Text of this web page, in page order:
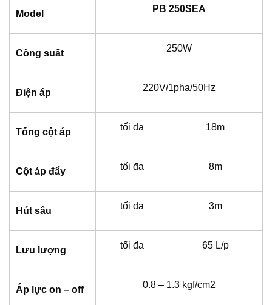
Model PB 250SEA
Công suất 250W
Điện áp 220V/1pha/50Hz
Tổng cột áp tối đa 18m
Cột áp đẩy tối đa 8m
Hút sâu tối đa 3m
Lưu lượng tối đa 65 L/p
Áp lực on – off 0.8 – 1.3 kgf/cm2